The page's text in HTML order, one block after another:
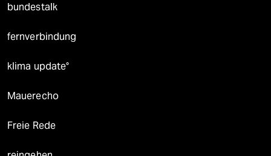
bundestalk
fernverbindung
klima update°
Mauerecho
Freie Rede